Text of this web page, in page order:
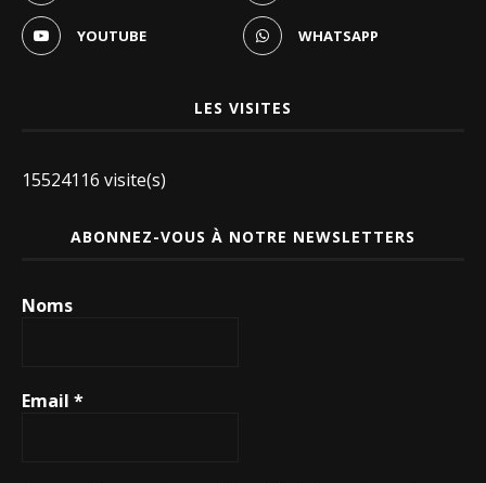
YOUTUBE WHATSAPP
LES VISITES
15524116 visite(s)
ABONNEZ-VOUS À NOTRE NEWSLETTERS
Noms
Email *